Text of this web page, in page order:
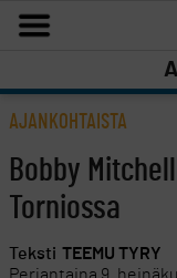
AJANKOHTAISTA
Bobby
Torniossa
Teksti TEEMU TYRY